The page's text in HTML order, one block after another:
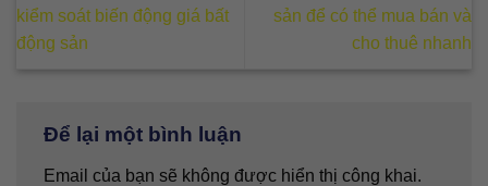
kiểm soát biến động giá bất
động sản
sản để có thể mua bán và
cho thuê nhanh
Để lại một bình luận
Email của bạn sẽ không được hiển thị công khai.